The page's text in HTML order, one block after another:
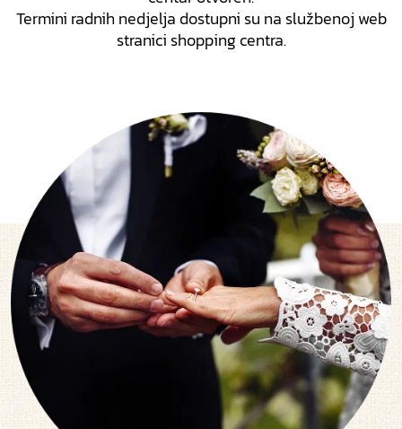
Termini radnih nedjelja dostupni su na službenoj web
stranici shopping centra.